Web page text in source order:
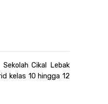
Sekolah Cikal Lebak
kelas 10 hingga 12